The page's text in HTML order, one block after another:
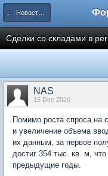
← Новости рынка недвижимости
Сделки со складами в
NAS
15 Dec 2020
Помимо роста спроса на
и увеличение объема
их данным, за первое
достиг 354 тыс. кв. м,
предыдущие годы.